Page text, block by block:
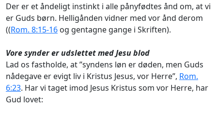
Der er et åndeligt instinkt i alle pånyfødtes ånd om, at vi
er Guds børn. Helligånden vidner med vor ånd derom
((Rom. 8:15-16 og gentagne gange i Skriften).
Vore synder er udslettet med Jesu blod
Lad os fastholde, at ”syndens løn er døden, men Guds
nådegave er evigt liv i Kristus Jesus, vor Herre”, Rom.
6:23. Har vi taget imod Jesus Kristus som vor Herre, har
Gud lovet: